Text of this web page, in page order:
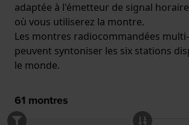
adaptée à l'émetteur de signal
où vous utiliserez la montre.
Les montres radiocommandées
peuvent syntoniser les six stations
le monde.
61 montres